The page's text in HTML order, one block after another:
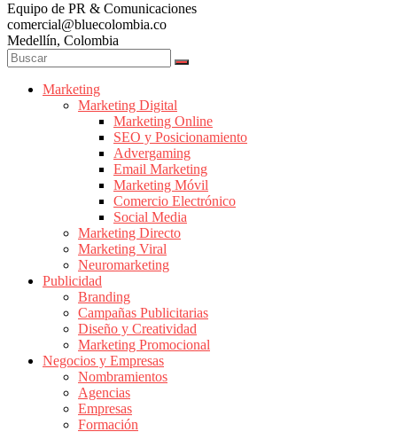
Marketing
Colombia
|
Revistas
Marketing
Publicidad
Colombia
Magazine
Publicidad
Marketing
Noticias
Equipo de PR & Comunicaciones
comercial@bluecolombia.co
Medellín, Colombia
Marketing
Marketing Digital
Marketing Online
SEO y Posicionamiento
Advergaming
Email Marketing
Marketing Móvil
Comercio Electrónico
Social Media
Marketing Directo
Marketing Viral
Neuromarketing
Publicidad
Branding
Campañas Publicitarias
Diseño y Creatividad
Marketing Promocional
Negocios y Empresas
Nombramientos
Agencias
Empresas
Formación